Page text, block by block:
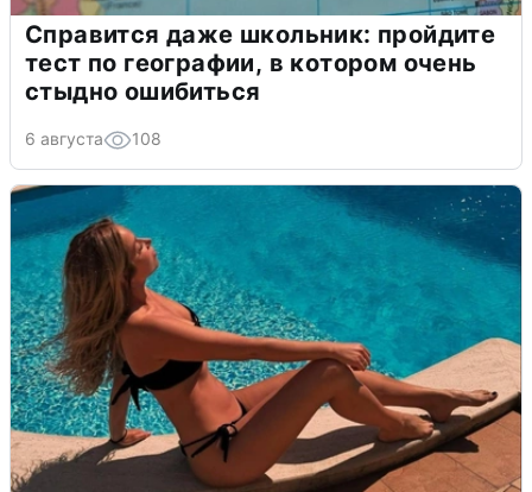
Справится даже школьник: пройдите
тест по географии, в котором очень
стыдно ошибиться
6 августа 108